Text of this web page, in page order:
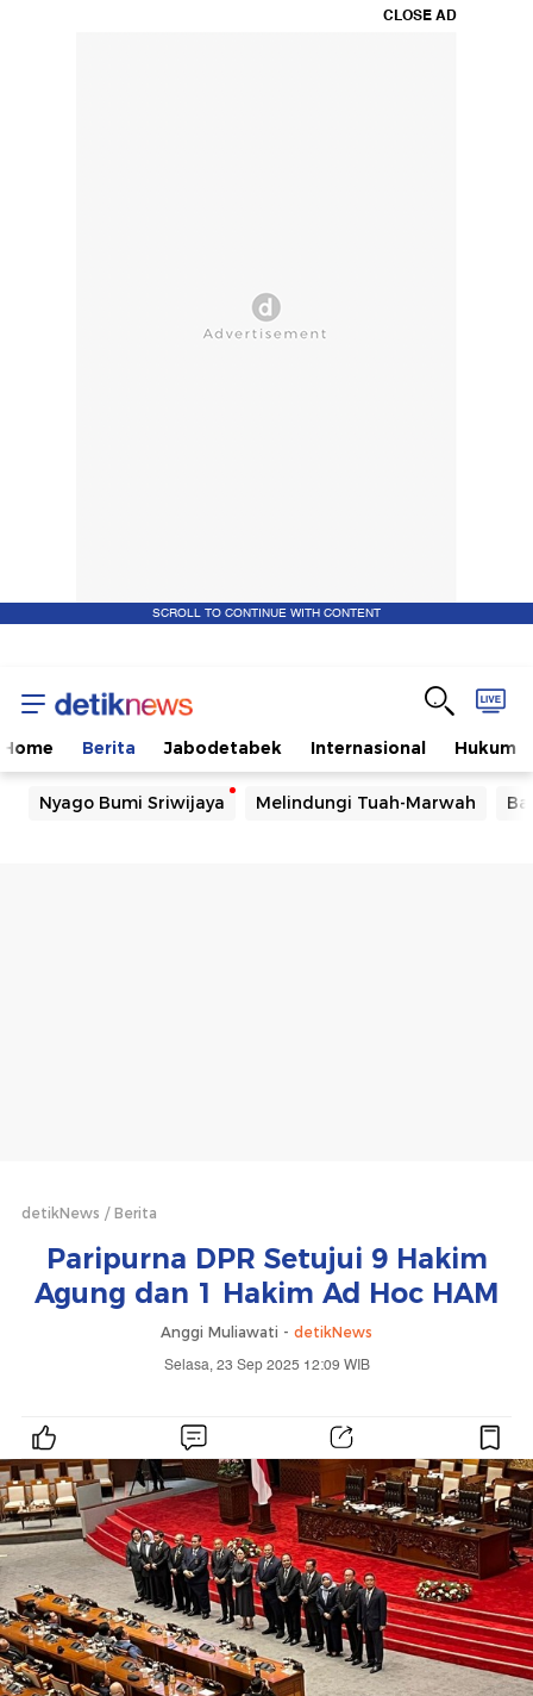
CLOSE AD
SCROLL TO CONTINUE WITH CONTENT
Home Berita Jabodetabek Internasional Hukum
Nyago Bumi Sriwijaya Melindungi Tuah-Marwah
detikNews Berita
Paripurna DPR Setujui 9 Hakim
Agung dan 1 Hakim Ad Hoc HAM
Anggi Muliawati - detikNews
Selasa, 23 Sep 2025 12:09 WIB